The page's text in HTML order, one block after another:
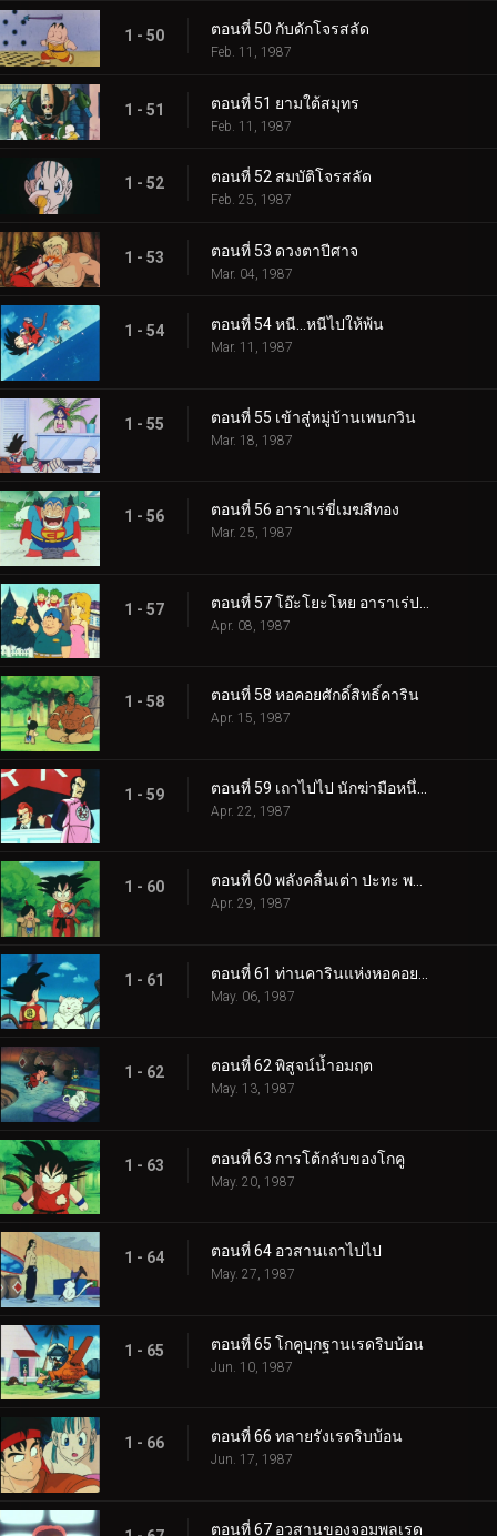
1 - 50 ตอนที่ 50 กับดักโจรสลัด
Feb. 11, 1987
1 - 51 ตอนที่ 51 ยามใต้สมุทร
Feb. 11, 1987
1 - 52 ตอนที่ 52 สมบัติโจรสลัด
Feb. 25, 1987
1 - 53 ตอนที่ 53 ดวงตาปีศาจ
Mar. 04, 1987
1 - 54 ตอนที่ 54 หนี…หนีไปให้พ้น
Mar. 11, 1987
1 - 55 ตอนที่ 55 เข้าสู่หมู่บ้านเพนกวิน
Mar. 18, 1987
1 - 56 ตอนที่ 56 อาราเร่ขี่เมฆสีทอง
Mar. 25, 1987
1 - 57
Apr. 08, 1987
1 - 58 ตอนที่ 58 หอคอยศักดิ์สิทธิ์คาริน
Apr. 15, 1987
1 - 59
Apr. 22, 1987
1 - 60 ตอนที่ 60 พลังคลื่นเต่า ปะทะ พลังดรรชนีมหากาฬ
Apr. 29, 1987
1 - 61
May. 06, 1987
1 - 62 ตอนที่ 62 พิสูจน์น้ำอมฤต
May. 13, 1987
1 - 63 ตอนที่ 63 การโต้กลับของโกคู
May. 20, 1987
1 - 64 ตอนที่ 64 อวสานเถาไปไป
May. 27, 1987
1 - 65 ตอนที่ 65 โกคูบุกฐานเรดริบบ้อน
Jun. 10, 1987
1 - 66 ตอนที่ 66 ทลายรังเรดริบบ้อน
Jun. 17, 1987
ตอนที่ 67 อวสานของจอมพลเรด